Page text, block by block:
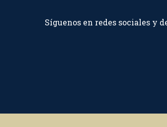
Síguenos en redes sociales y